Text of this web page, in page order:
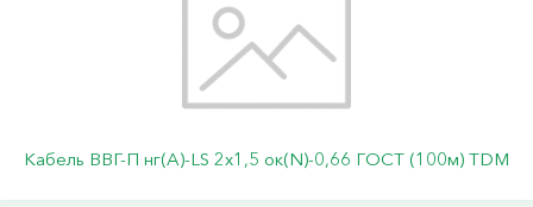
Кабель ВВГ-П нг(А)-LS 2х1,5 ок(N)-0,66 ГОСТ (100м) TDM